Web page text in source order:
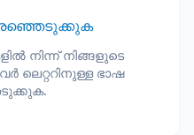
നിന്ന് നിങ്ങളുടെ
ലെറ്ററിനുള്ള ഭാഷ